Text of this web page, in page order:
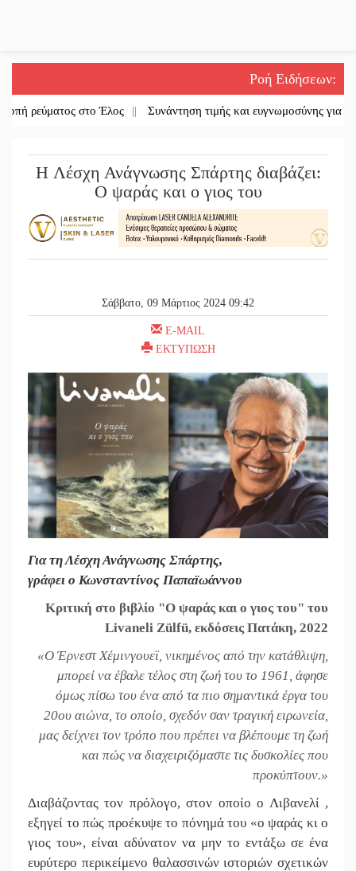
Ροή Ειδήσεων:
στο Έλος || Συνάντηση τιμής και ευγνωμοσύνης για τους
H Λέσχη Ανάγνωσης Σπάρτης διαβάζει:
Ο ψαράς και ο γιος του
Σάββατο, 09 Μάρτιος 2024 09:42
E-MAIL
ΕΚΤΥΠΩΣΗ
Για τη Λέσχη Ανάγνωσης Σπάρτης,
γράφει ο Κωνσταντίνος Παπαϊωάννου
Κριτική στο βιβλίο "Ο ψαράς και ο γιος του" του
Livaneli Zülfü, εκδόσεις Πατάκη, 2022
«Ο Έρνεστ Χέμινγουεϊ, νικημένος από την κατάθλιψη,
μπορεί να έβαλε τέλος στη ζωή του το 1961, άφησε
όμως πίσω του ένα από τα πιο σημαντικά έργα του
20ου αιώνα, το οποίο, σχεδόν σαν τραγική ειρωνεία,
μας δείχνει τον τρόπο που πρέπει να βλέπουμε τη ζωή
και πώς να διαχειριζόμαστε τις δυσκολίες που
προκύπτουν.»
Διαβάζοντας τον πρόλογο, στον οποίο ο Λιβανελί ,
εξηγεί το πώς προέκυψε το πόνημά του «ο ψαράς κι ο
γιος του», είναι αδύνατον να μην το εντάξω σε ένα
ευρύτερο περικείμενο θαλασσινών ιστοριών σχετικών